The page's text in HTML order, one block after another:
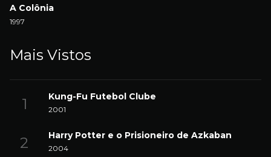
A Colônia
1997
Mais Vistos
Kung-Fu Futebol Clube
2001
Harry Potter e o Prisioneiro de Azkaban
2004